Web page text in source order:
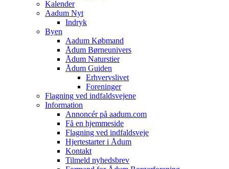
Kalender
Aadum Nyt
Indryk
Byen
Aadum Købmand
Ådum Børneunivers
Ådum Naturstier
Ådum Guiden
Erhvervslivet
Foreninger
Flagning ved indfaldsvejene
Information
Annoncér på aadum.com
Få en hjemmeside
Flagning ved indfaldsveje
Hjertestarter i Ådum
Kontakt
Tilmeld nyhedsbrev